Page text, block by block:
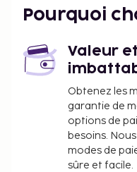
L'aéroport principal
international de
La réception n'est
parking gratuit est
l'hébergement. Cette
des espaces
proximité et de la
hébergement est
décembre 2026 (les
Animaux de
Pourquoi
Valeur
Obtenez les
garantie de
options de
besoins.
modes de
sûre et facile.